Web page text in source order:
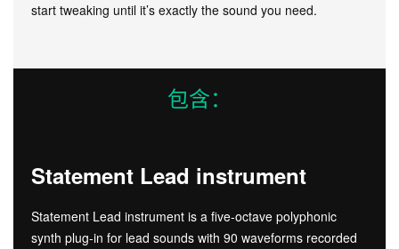
start tweaking until it’s exactly the sound you need.
包含：
Statement Lead instrument
Statement Lead instrument is a five-octave polyphonic
synth plug-in for lead sounds with 90 waveforms recorded